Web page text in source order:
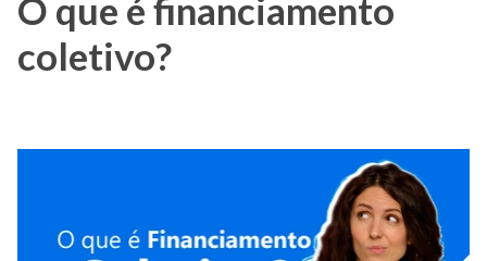
O que é financiamento
coletivo?